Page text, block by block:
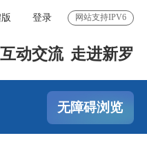
登录 网站支持IPV6
互动交流 走进新罗
无障碍浏览